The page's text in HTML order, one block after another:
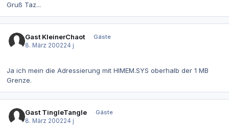
Gruß Taz...
Gast KleinerChaot
Gäste
8. März 200224 j
Ja ich mein die Adressierung mit HIMEM.SYS oberhalb der 1 MB
Grenze.
Gast TingleTangle
Gäste
8. März 200224 j